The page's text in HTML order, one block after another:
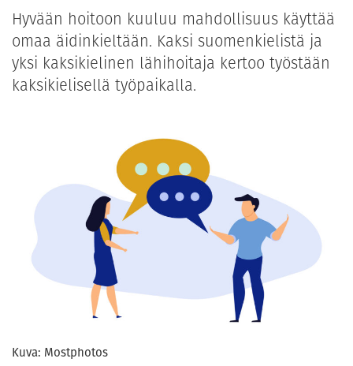
Hyvään hoitoon kuuluu mahdollisuus käyttää
omaa äidinkieltään. Kaksi suomenkielistä ja
yksi kaksikielinen lähihoitaja kertoo työstään
kaksikielisellä työpaikalla.
Kuva: Mostphotos